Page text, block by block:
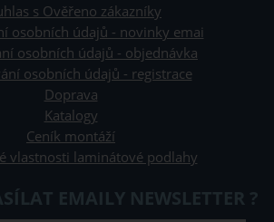
s Ověřeno zákazníky
osobních údajů - novinky emai
osobních údajů - objednávka
osobních údajů - registrace
Doprava
Katalogy
Ceník montáží
vlastnosti laminátové podlahy
EMAILY NEWSLETTER ?